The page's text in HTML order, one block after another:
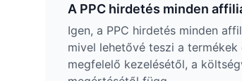
A PPC hirdetés minden
Igen, a PPC hirdetés minden
mivel lehetővé teszi a
megfelelő kezelésétől, a